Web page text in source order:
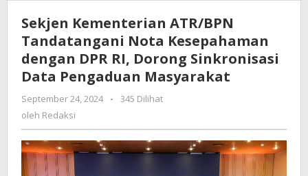
Tandatangani
Nota
Kesepahaman
dengan
RI,
Sinkronisasi
Data
Pengaduan
Sekjen Kementerian ATR/BPN
Tandatangani Nota Kesepahaman
dengan DPR RI, Dorong Sinkronisasi
Data Pengaduan Masyarakat
September 24, 2024
oleh
-
345 Dilihat
oleh Redaksi